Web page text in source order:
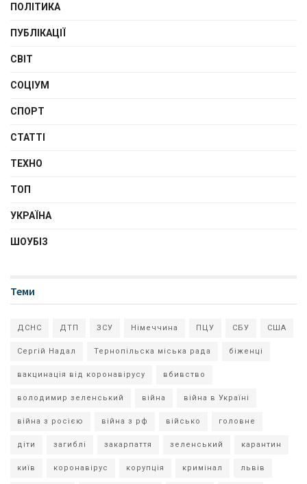
ПОЛІТИКА
ПУБЛІКАЦІЇ
СВІТ
СОЦІУМ
СПОРТ
СТАТТІ
ТЕХНО
ТОП
УКРАЇНА
ШОУБІЗ
Теми
ДСНС ДТП ЗСУ Німеччина ПЦУ СБУ США
Сергій Надал Тернопільска міська рада біженці
вакцинація від коронавірусу вбивство
володимир зеленський війна війна в Україні
війна з росією війна з рф військо головне
діти загиблі закарпаття зеленський карантин
київ коронавірус корупція кримінал львів